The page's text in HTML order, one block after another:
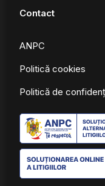
Contact
ANPC
Politică cookies
Politică de